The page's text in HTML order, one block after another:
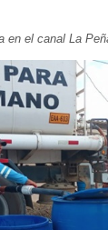
en el canal La